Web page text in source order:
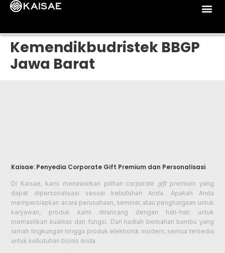
Kemendikbudristek BBGP
Jawa Barat
Kaisae: Penyedia Corporate Gift Premium dan Personalisasi
Di Kaisae, kami menawarkan pilihancorporate giftpremium yang
dapat dipersonalisasi sesuai kebutuhan Anda. Apakah Anda
mempersiapkan acara perusahaan, seminar, atau penghargaan untuk
karyawan, produk kami dirancang dengan hati-hati untuk
memastikan kualitas dan fungsi. Dari hadiah berbahan bambu yang
ramah lingkungan hingga produk elektronik modern, semua tersedia
untuk kebutuhan bisnis Anda.